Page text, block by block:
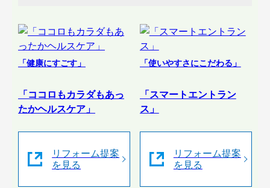
「健康にすごす」
「ココロもカラダもあっ
たかヘルスケア」
リフォーム提案
を見る
「使いやすさにこだわる」
「スマートエントラン
ス」
リフォーム提案
を見る